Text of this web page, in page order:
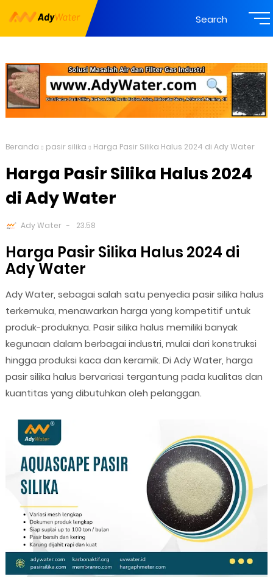
Search
Beranda pasir silika Harga Pasir Silika Halus 2024 di Ady Water
Harga Pasir Silika Halus 2024
di Ady Water
Ady Water 23.58
Harga Pasir Silika Halus 2024 di
Ady Water
Ady Water, sebagai salah satu penyedia pasir silika halus
terkemuka, menawarkan harga yang kompetitif untuk
produk-produknya. Pasir silika halus memiliki banyak
kegunaan dalam berbagai industri, mulai dari konstruksi
hingga produksi kaca dan keramik. Di Ady Water, harga
pasir silika halus bervariasi tergantung pada kualitas dan
kuantitas yang dibutuhkan oleh pelanggan.